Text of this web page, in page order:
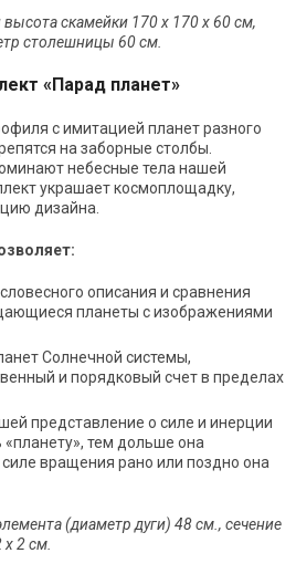
скамейки 170 х 170 х 60 см,
столешницы 60 см.
«Парад планет»
с имитацией планет разного
на заборные столбы.
небесные тела нашей
украшает космоплощадку,
дизайна.
описания и сравнения
планеты с изображениями
Солнечной системы,
и порядковый счет в пределах
представление о силе и инерции
тем дольше она
вращения рано или поздно она
(диаметр дуги) 48 см., сечение
2 см.